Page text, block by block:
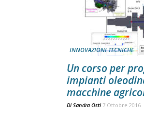
INNOVAZIONI TECNICHE
Un corso per
impianti
macchine
Di Sandra Osti 7 Ottobre 2016